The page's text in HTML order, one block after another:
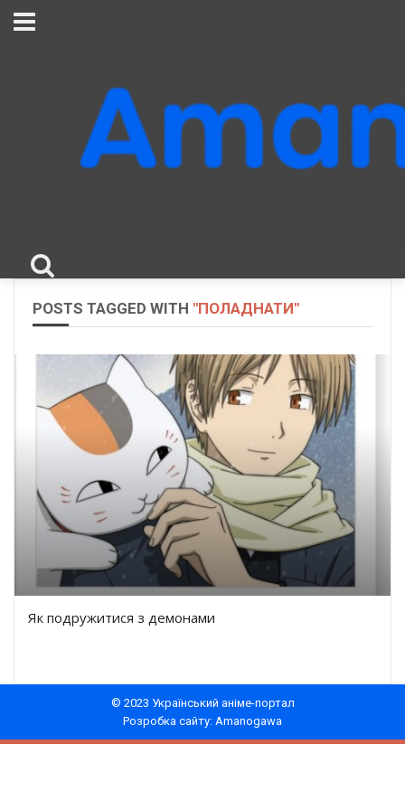
POSTS TAGGED WITH "ПОЛАДНАТИ"
Як подружитися з демонами
© 2023 Український аніме-портал
Розробка сайту: Amanogawa